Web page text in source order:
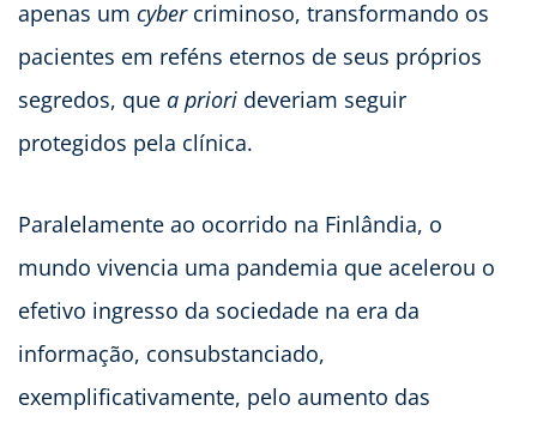
apenas um cyber criminoso, transformando os
pacientes em reféns eternos de seus próprios
segredos, que a priori deveriam seguir
protegidos pela clínica.
Paralelamente ao ocorrido na Finlândia, o
mundo vivencia uma pandemia que acelerou o
efetivo ingresso da sociedade na era da
informação, consubstanciado,
exemplificativamente, pelo aumento das